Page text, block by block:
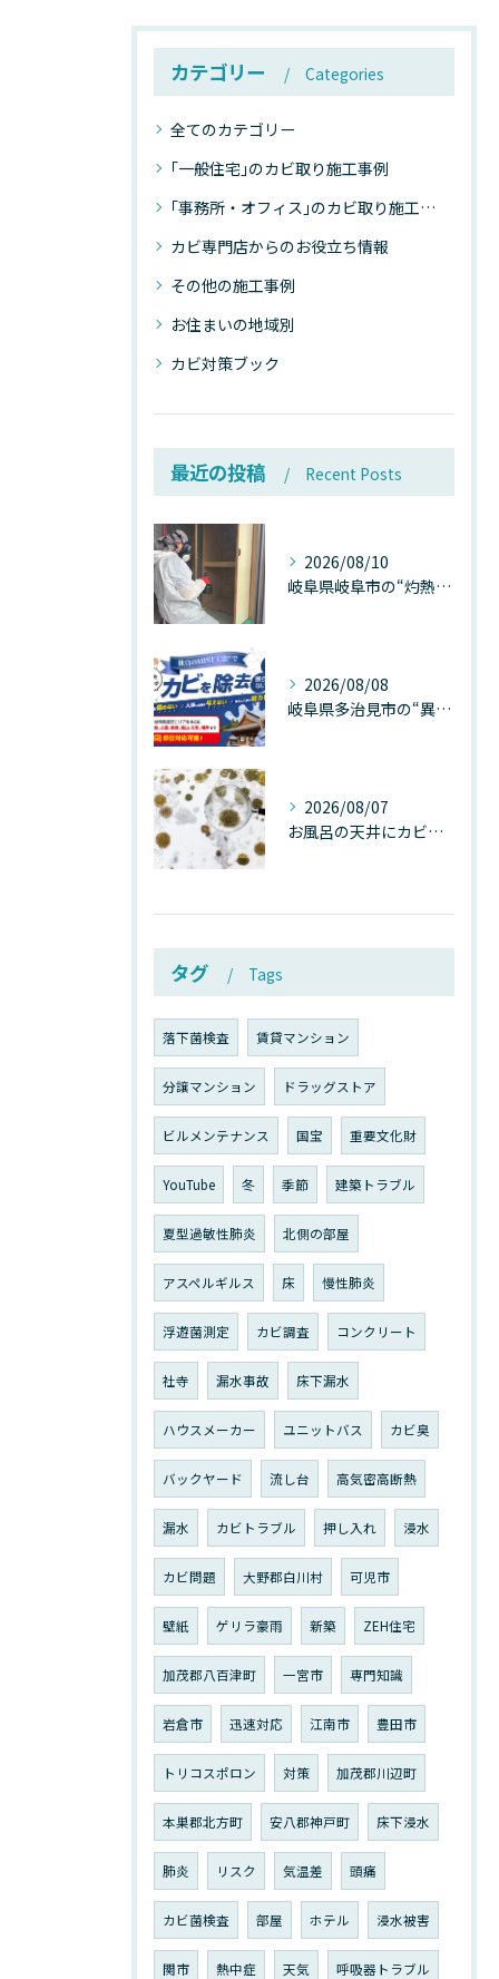
カテゴリー Categories
全てのカテゴリー
｢一般住宅｣のカビ取り施工事例
｢事務所・オフィス｣のカビ取り施工事例
カビ専門店からのお役立ち情報
その他の施工事例
お住まいの地域別
カビ対策ブック
最近の投稿 Recent Posts
2026/08/10
岐阜県岐阜市の“灼熱気温”が建物内部を崩壊させる──深層カビが静かに家を蝕む温度差ショックの真実
2026/08/08
岐阜県多治見市の“異常な高温”が建物内部を破壊する──深層カビが急増する危険な温度差の正体
2026/08/07
お風呂の天井にカビが生えたら要注意！2026年8月の猛暑・高湿度で急増する浴室カビの原因と正しい対策
タグ Tags
落下菌検査 賃貸マンション
分譲マンション ドラッグストア
ビルメンテナンス 国宝 重要文化財
YouTube 冬 季節 建築トラブル
夏型過敏性肺炎 北側の部屋
アスペルギルス 床 慢性肺炎
浮遊菌測定 カビ調査 コンクリート
社寺 漏水事故 床下漏水
ハウスメーカー ユニットバス カビ臭
バックヤード 流し台 高気密高断熱
漏水 カビトラブル 押し入れ 浸水
カビ問題 大野郡白川村 可児市
壁紙 ゲリラ豪雨 新築 ZEH住宅
加茂郡八百津町 一宮市 専門知識
岩倉市 迅速対応 江南市 豊田市
トリコスポロン 対策 加茂郡川辺町
本巣郡北方町 安八郡神戸町 床下浸水
肺炎 リスク 気温差 頭痛
カビ菌検査 部屋 ホテル 浸水被害
関市 熱中症 天気 呼吸器トラブル